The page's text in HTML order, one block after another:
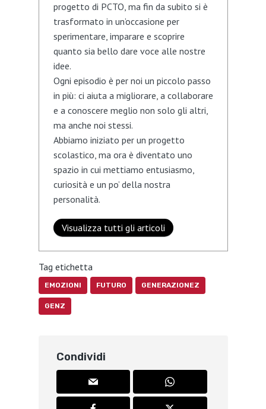
progetto di PCTO, ma fin da subito si è
trasformato in un’occasione per
sperimentare, imparare e scoprire
quanto sia bello dare voce alle nostre
idee.
Ogni episodio è per noi un piccolo passo
in più: ci aiuta a migliorare, a collaborare
e a conoscere meglio non solo gli altri,
ma anche noi stessi.
Abbiamo iniziato per un progetto
scolastico, ma ora è diventato uno
spazio in cui mettiamo entusiasmo,
curiosità e un po’ della nostra
personalità.
Visualizza tutti gli articoli
Tag etichetta
EMOZIONI FUTURO GENERAZIONEZ
GENZ
Condividi